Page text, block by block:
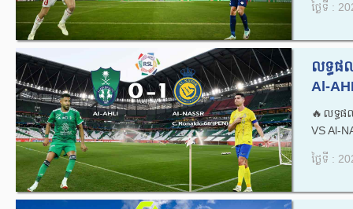
ថ្ងៃទី :
លទ្ធផ
Al-
🔥លទ្ធផ
VS Al-
ថ្ងៃទី :